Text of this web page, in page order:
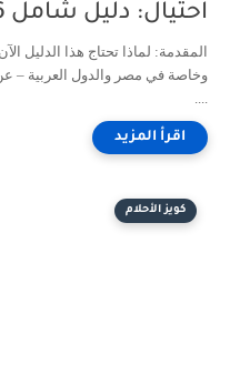
احتيال: دليل شامل 2026
وخاصة في مصر والدول العربية –
....
كويز الأحلام